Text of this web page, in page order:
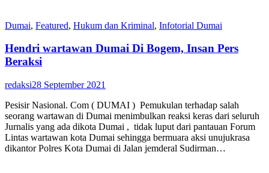
Dumai, Featured, Hukum dan Kriminal, Infotorial Dumai
Hendri wartawan Dumai Di Bogem, Insan Pers
Beraksi
redaksi28 September 2021
Pesisir Nasional. Com ( DUMAI ) Pemukulan terhadap salah
seorang wartawan di Dumai menimbulkan reaksi keras dari seluruh
Jurnalis yang ada dikota Dumai , tidak luput dari pantauan Forum
Lintas wartawan kota Dumai sehingga bermuara aksi unujukrasa
dikantor Polres Kota Dumai di Jalan jemderal Sudirman…